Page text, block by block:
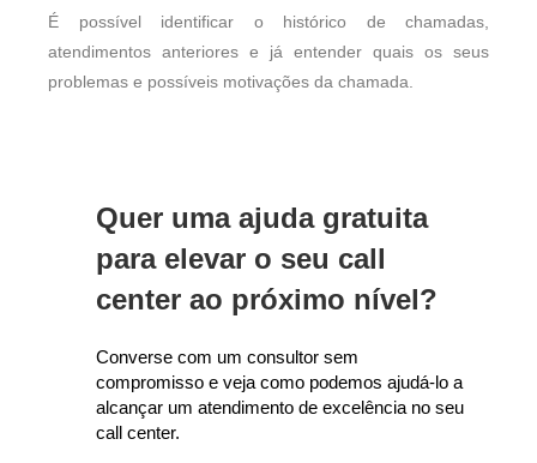
É possível identificar o histórico de chamadas,
atendimentos anteriores e já entender quais os seus
problemas e possíveis motivações da chamada.
Quer uma ajuda gratuita
para elevar o seu call
center ao próximo nível?
Converse com um consultor sem
compromisso e veja como podemos ajudá-lo a
alcançar um atendimento de excelência no seu
call center.